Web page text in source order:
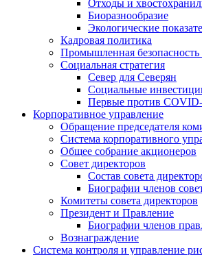
Отходы и
Биоразнообразие
Экологические
Кадровая политика
Промышленная безопасность
Социальная стратегия
Север для Северян
Социальные
Первые против
Корпоративное управление
Обращение председателя
Система корпоративного
Общее собрание акционеров
Совет директоров
Состав совета
Биографии членов
Комитеты совета директоров
Президент и Правление
Биографии членов
Вознаграждение
Система контроля и управление